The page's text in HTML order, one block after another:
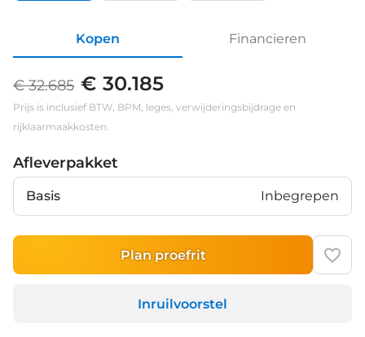
Kopen Financieren
€ 32.685 € 30.185
Prijs is inclusief BTW, BPM, leges, verwijderingsbijdrage en
rijklaarmaakkosten.
Afleverpakket
Basis Inbegrepen
Plan proefrit
Inruilvoorstel